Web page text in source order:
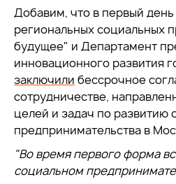
Добавим, что в первый
региональных социальных
будущее" и Департамент
инновационного развития
заключили бессрочное
сотрудничестве,
целей и задач по развитию
предпринимательства в
"Во время первого форма
социальном